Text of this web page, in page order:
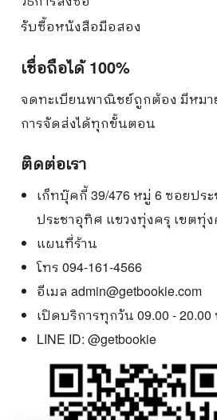
รับซื้อหนังสือมือสอง
เชื่อถือได้ 100%
จดทะเบียนพาณิชย์ถูกต้อง มีหม
การจัดส่งได้ทุกขั้นตอน
ติดต่อเรา
เก็ทบุ๊คกี้ 39/476 หมู่ 6 ซอยปร
ประชาอุทิศ แขวงทุ่งครุ เขตทุ่ง
แผนที่ร้าน
โทร 094-161-4566
อีเมล admin@getbookie.com
เปิดบริการทุกวัน 09.00 - 20.00
LINE ID: @getbookie